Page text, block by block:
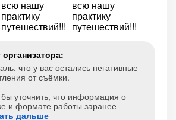
что у вас остались негативные
от съёмки.
уточнить, что информация о
и формате работы заранее
дальше